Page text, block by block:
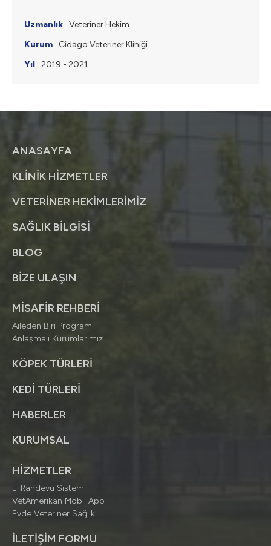
Veteriner Hekim
Cidago Veteriner Kliniği
2019 - 2021
ANASAYFA
KLİNİK HİZMETLER
VETERİNER HEKİMLERİMİZ
SAĞLIK BİLGİSİ
BLOG
BİZE ULAŞIN
MİSAFİR REHBERİ
Aileden Biri Programı
Anlaşmalı Kurumlarımız
KÖPEK TÜRLERİ
KEDİ TÜRLERİ
HABERLER
KURUMSAL
HİZMETLER
E-Randevu Sistemi
VetAmerikan Mobil App
Evde Veteriner Sağlık
İLETİŞİM FORMU